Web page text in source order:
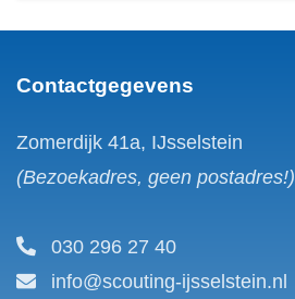
Contactgegevens
Zomerdijk 41a, IJsselstein
(Bezoekadres, geen postadres!)
030 296 27 40
info@scouting-ijsselstein.nl